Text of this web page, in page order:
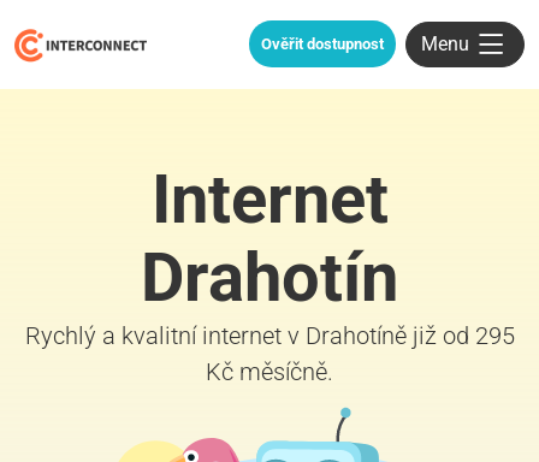
Ověřit dostupnost Menu
Internet
Drahotín
Rychlý a kvalitní internet v Drahotíně již od 295
Kč měsíčně.